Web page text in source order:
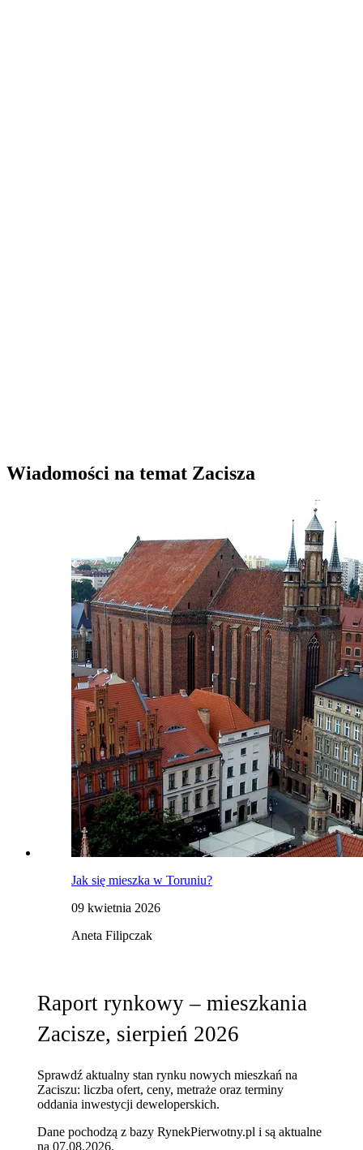
Wiadomości na temat Zacisza
Jak się mieszka w Toruniu?
09 kwietnia 2026
Aneta Filipczak
Raport rynkowy – mieszkania
Zacisze, sierpień 2026
Sprawdź aktualny stan rynku nowych mieszkań na
Zaciszu: liczba ofert, ceny, metraże oraz terminy
oddania inwestycji deweloperskich.
Dane pochodzą z bazy RynekPierwotny.pl i są aktualne
na07.08.2026.